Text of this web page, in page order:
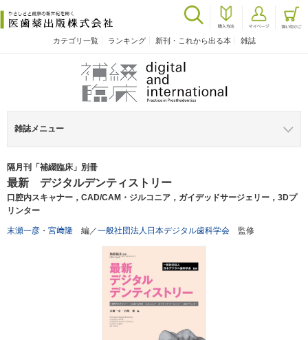
カテゴリ一覧 ランキング 新刊・これから出る本 雑誌
雑誌メニュー
隔月刊「補綴臨床」別冊
最新 デジタルデンティストリー
口腔内スキャナー，CAD/CAM・ジルコニア，ガイデッドサージェリー，3Dプ
リンター
末瀬一彦 ・ 宮﨑隆 編／一般社団法人日本デジタル歯科学会 監修